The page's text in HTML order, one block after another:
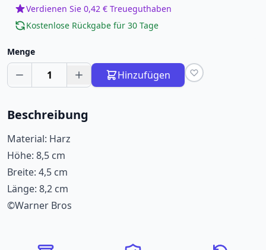
Verdienen Sie 0,42 € Treueguthaben
Kostenlose Rückgabe für 30 Tage
Menge
1 Hinzufügen
Beschreibung
Material: Harz
Höhe: 8,5 cm
Breite: 4,5 cm
Länge: 8,2 cm
©Warner Bros